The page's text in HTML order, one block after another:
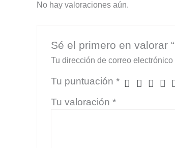
No hay valoraciones aún.
Sé el primero en valorar
Tu dirección de correo
Tu puntuación *
Tu valoración *